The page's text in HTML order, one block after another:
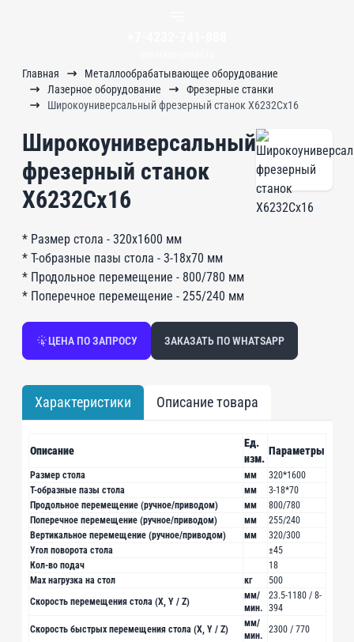
Главная
Металлообрабатывающее оборудование
Лазерное оборудование
Фрезерные станки
Широкоуниверсальный фрезерный станок X6232Cx16
Широкоуниверсальный
фрезерный станок
X6232Cx16
* Размер стола - 320х1600 мм
* Т-образные пазы стола - 3-18х70 мм
* Продольное перемещение - 800/780 мм
* Поперечное перемещение - 255/240 мм
ЦЕНА ПО ЗАПРОСУ ЗАКАЗАТЬ ПО WHATSAPP
Характеристики Описание товара
Описание
Ед.
изм.
Параметры
Размер стола мм
320*1600
Т-образные пазы стола
мм
3-18*70
Продольное перемещение (ручное/приводом)
мм
800/780
Поперечное перемещение (ручное/приводом)
мм
255/240
Вертикальное перемещение (ручное/приводом)
мм
320/300
Угол поворота стола
±45
Кол-во подач
18
Мах нагрузка на стол
кг
500
Скорость перемещения стола (X, Y / Z)
мм/
мин.
23.5-1180 / 8-
394
Скорость быстрых перемещения стола (X, Y / Z)
мм/
мин.
2300 / 770